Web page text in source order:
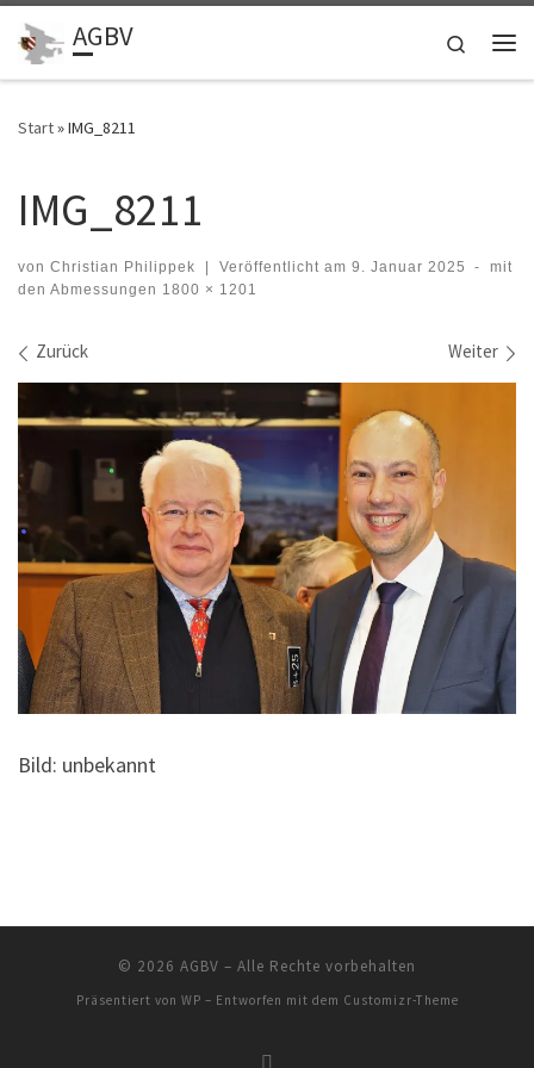
Zum Inhalt springen
AGBV
Search
Start»IMG_8211
IMG_8211
von Christian Philippek | Veröffentlicht am 9. Januar 2025 -
mit
den Abmessungen 1800 × 1201
Bilder Navigation
Zurück Weiter
Bild: unbekannt
© 2026 AGBV – Alle Rechte vorbehalten
Präsentiert von WP – Entworfen mit dem Customizr-Theme